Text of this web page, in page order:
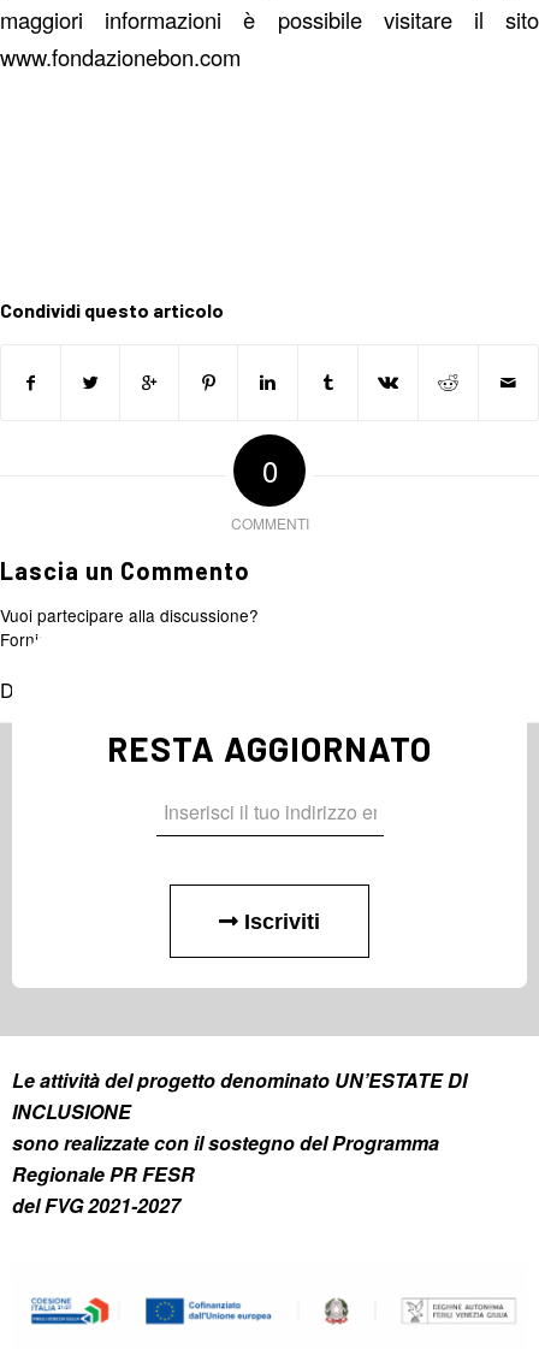
maggiori informazioni è possibile visitare il sito
www.fondazionebon.com
Condividi questo articolo
0
COMMENTI
Lascia un Commento
Vuoi partecipare alla discussione?
Fornisci il tuo contributo!
Devi essere
RESTA AGGIORNATO
Iscriviti
Le attività del progetto denominato UN’ESTATE DI
INCLUSIONE
sono realizzate con il sostegno del Programma
Regionale PR FESR
del FVG 2021-2027